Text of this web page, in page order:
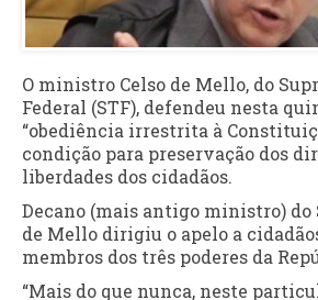
O ministro Celso de Mello, do
Federal (STF), defendeu nesta
“obediência irrestrita à
condição para preservação dos
liberdades dos cidadãos.
Decano (mais antigo ministro) do
de Mello dirigiu o apelo a
membros dos três poderes da
“Mais do que nunca, neste